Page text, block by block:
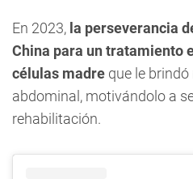
En 2023, la perseverancia
China para un tratamiento
células madre que le
abdominal, motivándolo a
rehabilitación.